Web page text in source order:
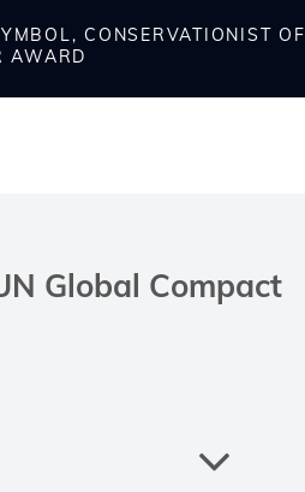
CONSERVATIONIST OF
AWARD
Global Compact